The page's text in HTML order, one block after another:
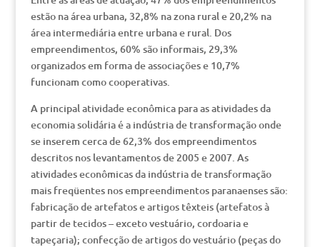
estão na área urbana, 32,8% na zona rural e 20,2% na
área intermediária entre urbana e rural. Dos
empreendimentos, 60% são informais, 29,3%
organizados em forma de associações e 10,7%
funcionam como cooperativas.
A principal atividade econômica para as atividades da
economia solidária é a indústria de transformação onde
se inserem cerca de 62,3% dos empreendimentos
descritos nos levantamentos de 2005 e 2007. As
atividades econômicas da indústria de transformação
mais freqüentes nos empreendimentos paranaenses são:
fabricação de artefatos e artigos têxteis (artefatos à
partir de tecidos – exceto vestuário, cordoaria e
tapeçaria); confecção de artigos do vestuário (peças do